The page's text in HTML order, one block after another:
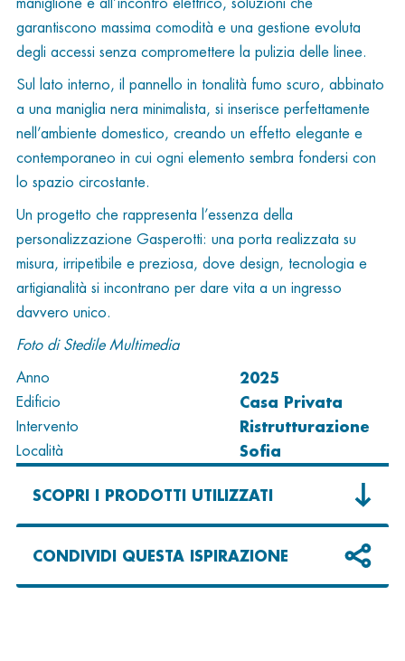
garantiscono massima comodità e una gestione evoluta
degli accessi senza compromettere la pulizia delle linee.
Sul lato interno, il pannello in tonalità fumo scuro, abbinato
a una maniglia nera minimalista, si inserisce perfettamente
nell’ambiente domestico, creando un effetto elegante e
contemporaneo in cui ogni elemento sembra fondersi con
lo spazio circostante.
Un progetto che rappresenta l’essenza della
personalizzazione Gasperotti: una porta realizzata su
misura, irripetibile e preziosa, dove design, tecnologia e
artigianalità si incontrano per dare vita a un ingresso
davvero unico.
Foto di Stedile Multimedia
Anno
2025
Edificio Casa Privata
Intervento Ristrutturazione
Località Sofia
SCOPRI I PRODOTTI UTILIZZATI
CONDIVIDI QUESTA ISPIRAZIONE